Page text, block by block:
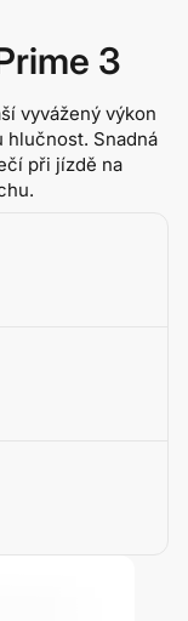
3
vyvážený výkon
hlučnost. Snadná
při jízdě na